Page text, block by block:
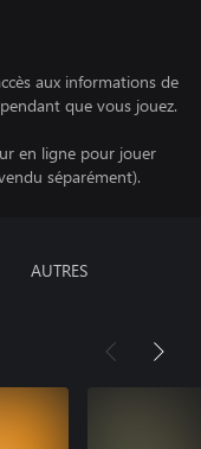
aux informations de
que vous jouez.
en ligne pour jouer
séparément).
AUTRES